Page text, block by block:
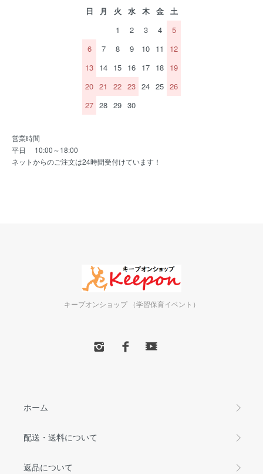
日 月 火 水 木 金
土
1
2 3 4
5
6
7 8 9 10 11
12
13 14 15 16 17 18 19
20 21 22 23 24 25 26
27 28 29 30
営業時間
平日 10:00～18:00
ネットからのご注文は24時間受付けています！
キープオンショップ （学習保育イベント）
ホーム
配送・送料について
返品について